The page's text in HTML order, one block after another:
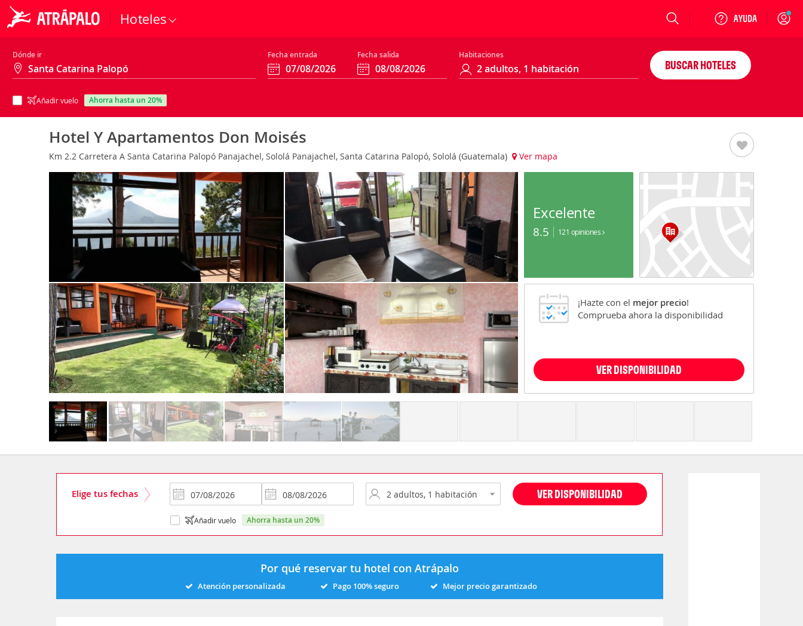
Hoteles Login
Dónde ir Fecha entrada Fecha salida Habitaciones
Añadir vuelo ahorra hasta un 20%
BUSCAR HOTELES
Hotel Y Apartamentos Don Moisés
Km 2.2 Carretera A Santa Catarina Palopó Panajachel, Sololá Panajachel, Santa Catarina Palopó, Sololá (Guatemala) Ver mapa
Excelente
8.5 121 opiniones
¡Hazte con el mejor precio!
Comprueba ahora la disponibilidad
VER DISPONIBILIDAD
Elige tus fechas VER DISPONIBILIDAD
Añadir vuelo ahorra hasta un 20%
Por qué reservar tu hotel con Atrápalo
Atención personalizada Pago 100% seguro Mejor precio garantizado